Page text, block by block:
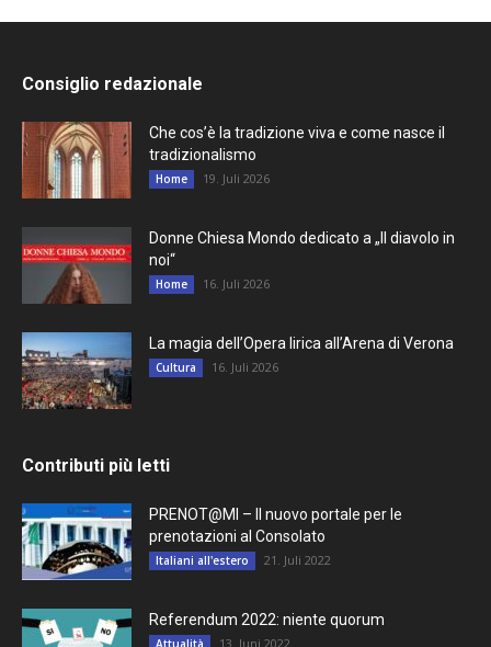
Consiglio redazionale
Che cos’è la tradizione viva e come nasce il
tradizionalismo
Home 19. Juli 2026
Donne Chiesa Mondo dedicato a „Il diavolo in
noi“
Home 16. Juli 2026
La magia dell’Opera lirica all’Arena di Verona
Cultura 16. Juli 2026
Contributi più letti
PRENOT@MI – Il nuovo portale per le
prenotazioni al Consolato
Italiani all'estero 21. Juli 2022
Referendum 2022: niente quorum
Attualità 13. Juni 2022